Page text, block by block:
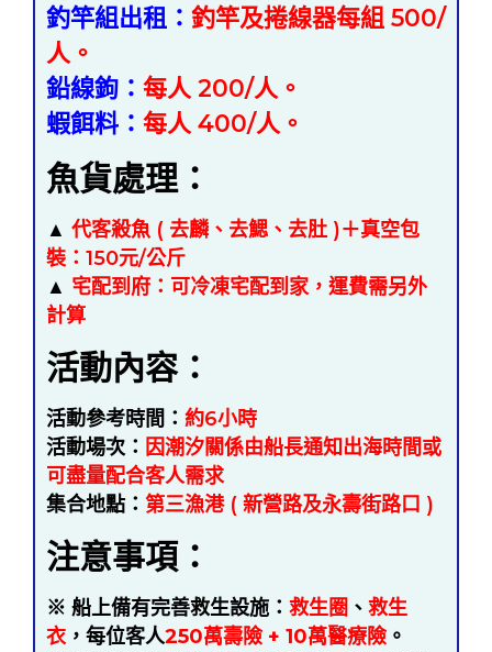
釣竿組出租 ： 釣竿及捲線器每組 500/
人。
鉛線鉤 ： 每人 200/人。
蝦餌料 ： 每人 400/人。
魚貨處理：
▲ 代客殺魚 ( 去麟、去鰓、去肚 )＋真空包
裝：150元/公斤
▲ 宅配到府：可冷凍宅配到家，運費需另外
計算
活動內容：
活動參考時間： 約6小時
活動場次： 因潮汐關係由船長通知出海時間或
可盡量配合客人需求
集合地點： 第三漁港 ( 新營路及永壽街路口 )
注意事項：
※ 船上備有完善救生設施： 救生圈 、 救生
衣，每位客人250萬壽險 + 10萬醫療險 。